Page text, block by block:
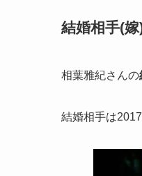
結婚相手(
相葉雅紀さんの
結婚相手は